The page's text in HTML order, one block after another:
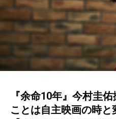
『余命10年』今村圭
ことは自主映画の時と